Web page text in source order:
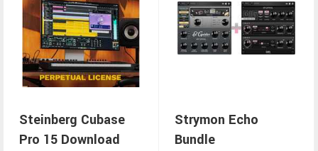
Steinberg Cubase
Pro 15 Download
Strymon Echo
Bundle